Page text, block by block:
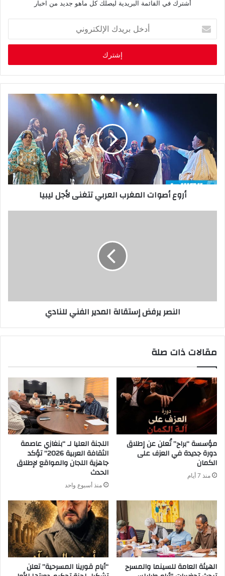
أشترك في القائمة البريدية ليصلك كل ماهو جديد من اخبار
خ
ب
ر
ل
ك
ت
ر
أروع أصوات المغرب العربي تتغنى لأجل ليبيا
النصر يرفض إستقالة المدير الفني للنادي
مقالات ذات صلة
مؤسسة “براح” تُعلن عن إطلاق
دورة جديدة في العزف على
الكمان
منذ 7 أيام
اللجنة العليا لـ “بنغازي عاصمة
الثقافة العربية 2026” تؤكد
جاهزية اللجان والمواقع لإطلاق
الحدث
منذ أسبوع واحد
الهيئة العامة للسينما والمسرح “أيام قورينا المسرحية” تعلن